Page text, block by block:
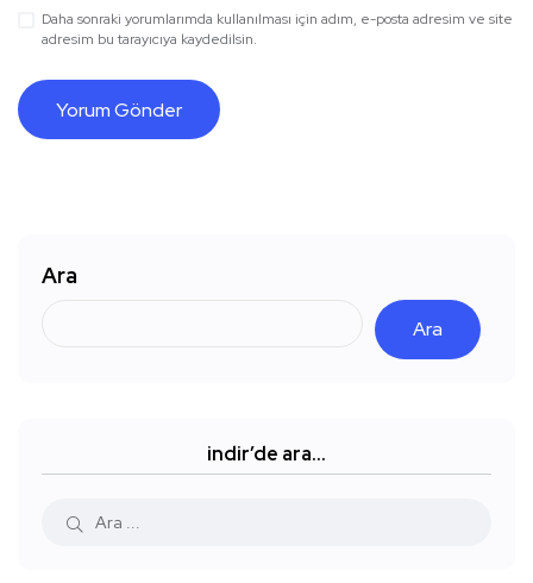
Daha sonraki yorumlarımda kullanılması için adım, e-posta adresim ve site
adresim bu tarayıcıya kaydedilsin.
Ara
Ara
indir’de ara…